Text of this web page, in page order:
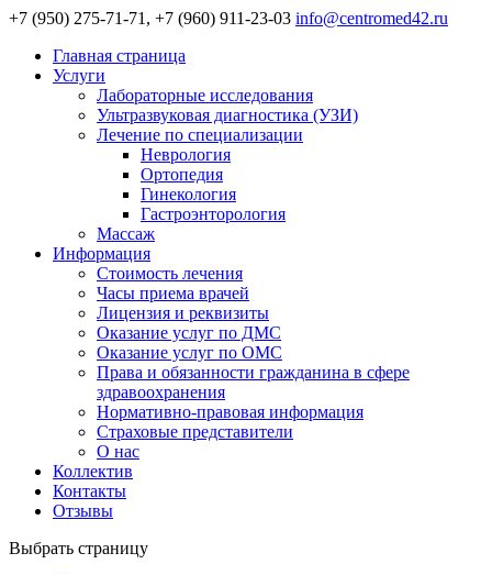
+7 (950) 275-71-71, +7 (960) 911-23-03 info@centromed42.ru
Главная страница
Услуги
Лабораторные исследования
Ультразвуковая диагностика (УЗИ)
Лечение по специализации
Неврология
Ортопедия
Гинекология
Гастроэнторология
Массаж
Информация
Стоимость лечения
Часы приема врачей
Лицензия и реквизиты
Оказание услуг по ДМС
Оказание услуг по ОМС
Права и обязанности гражданина в сфере
здравоохранения
Нормативно-правовая информация
Страховые представители
О нас
Коллектив
Контакты
Отзывы
Выбрать страницу